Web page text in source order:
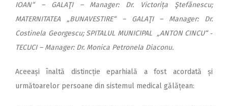
IOAN“ – GALAŢI – Manager: Dr. Victorița Ştefănescu;
MATERNITATEA „BUNAVESTIRE“ – GALAŢI – Manager: Dr.
Costinela Georgescu; SPITALUL MUNICIPAL „ANTON CINCU“ ‑
TECUCI – Manager: Dr. Monica Petronela Diaconu.
Aceeași înaltă distincție eparhială a fost acordată și
următoarelor persoane din sistemul medical gălățean: